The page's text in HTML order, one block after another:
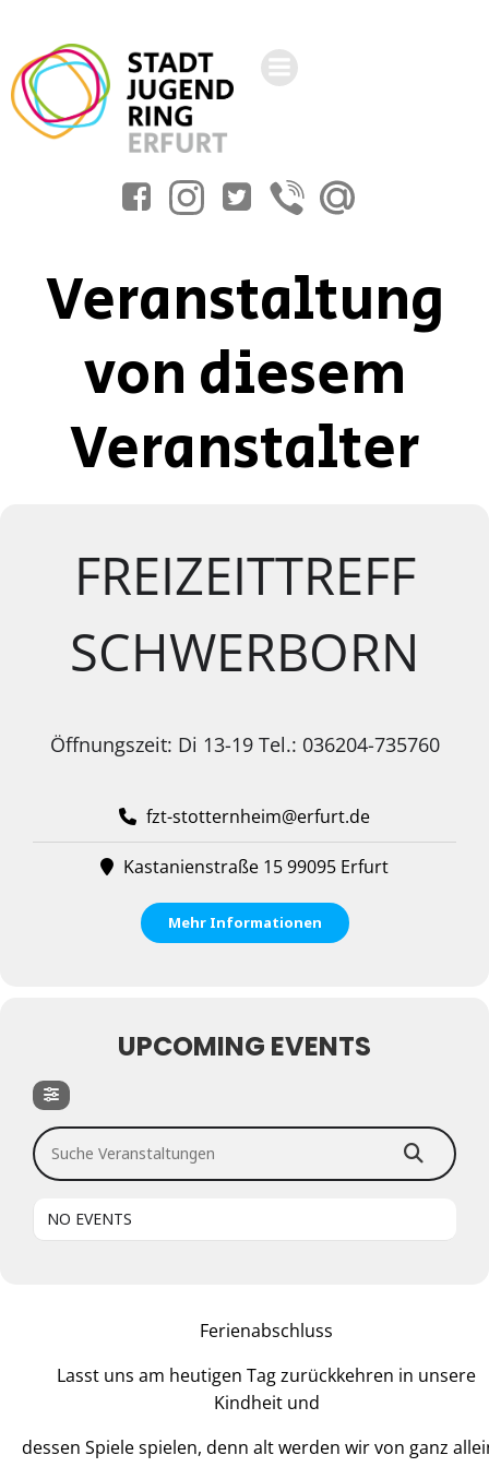
springen
Veranstaltung
von diesem
Veranstalter
FREIZEITTREFF
SCHWERBORN
Öffnungszeit: Di 13-19 Tel.: 036204-735760
fzt-stotternheim@erfurt.de
Kastanienstraße 15 99095 Erfurt
Mehr Informationen
UPCOMING EVENTS
Suche Veranstaltungen
NO EVENTS
Ferienabschluss
Lasst uns am heutigen Tag zurückkehren in unsere
Kindheit und
dessen Spiele spielen, denn alt werden wir von ganz